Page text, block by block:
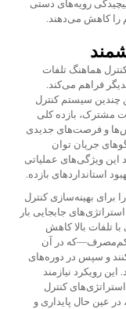
رویه‌های دستی
را کاهش می‌دهند.
هماهنگ تلفات
فراهم می‌کند.
چندین سیستم کنترل
مشترک، بازده کلی
و فرصت‌های جدیدی
جریان توان
این ویژگی‌های عملیاتی
استانداردهای بازده.
برای بهینه‌سازی کنترل
جابجایی بار
تلفات بالا کاهش
کم‌مصرف—که در آن
و سپس در دوره‌های
این رویکرد نیازمند
کنترل
عین حال پایداری و